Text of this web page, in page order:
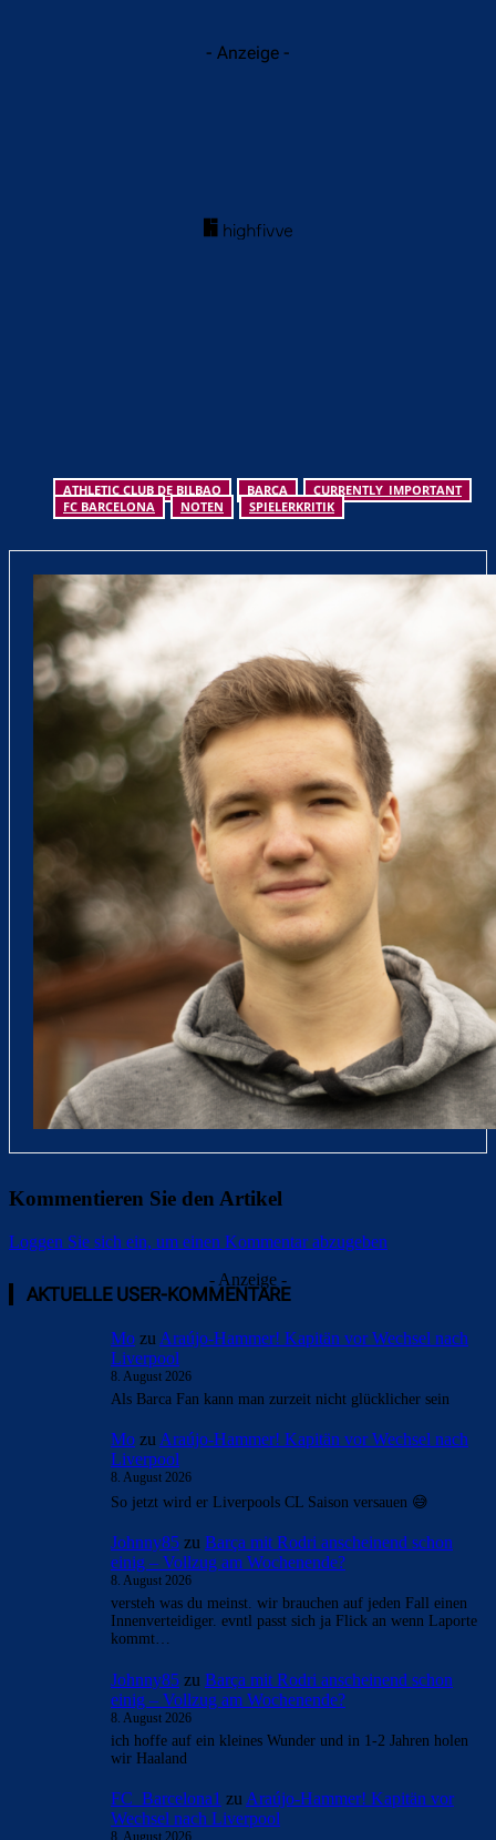
- Anzeige -
ATHLETIC CLUB DE BILBAO BARCA
CURRENTLY_IMPORTANT
FC BARCELONA
NOTEN SPIELERKRITIK
Kommentieren Sie den Artikel
Loggen Sie sich ein, um einen Kommentar abzugeben
- Anzeige -
AKTUELLE USER-KOMMENTARE
Mo zu Araújo-Hammer! Kapitän vor Wechsel nach
Liverpool
8. August 2026
Als Barca Fan kann man zurzeit nicht glücklicher sein
Mo zuAraújo-Hammer! Kapitän vor Wechsel nach
Liverpool
8. August 2026
So jetzt wird er Liverpools CL Saison versauen 😅
Johnny85 zu Barça mit Rodri anscheinend schon
einig – Vollzug am Wochenende?
8. August 2026
versteh was du meinst. wir brauchen auf jeden Fall einen
Innenverteidiger. evntl passt sich ja Flick an wenn Laporte
kommt…
Johnny85 zu Barça mit Rodri anscheinend schon
einig – Vollzug am Wochenende?
8. August 2026
ich hoffe auf ein kleines Wunder und in 1-2 Jahren holen
wir Haaland
FC_Barcelona1 zu Araújo-Hammer! Kapitän vor
Wechsel nach Liverpool